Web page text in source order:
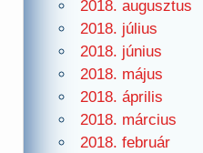
2018. augusztus
2018. július
2018. június
2018. május
2018. április
2018. március
2018. február